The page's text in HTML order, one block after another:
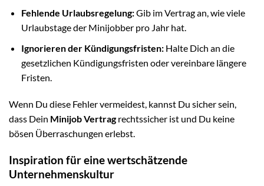
Fehlende Urlaubsregelung:Gib im Vertrag an, wie viele
Urlaubstage der Minijobber pro Jahr hat.
Ignorieren der Kündigungsfristen:Halte Dich an die
gesetzlichen Kündigungsfristen oder vereinbare längere
Fristen.
Wenn Du diese Fehler vermeidest, kannst Du sicher sein,
dass Dein Minijob Vertragrechtssicher ist und Du keine
bösen Überraschungen erlebst.
Inspiration für eine wertschätzende
Unternehmenskultur